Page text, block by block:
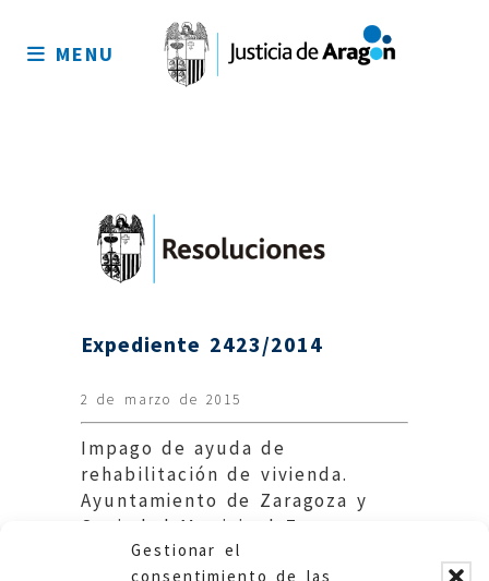
Gestionar el
consentimiento de las
sitio
MENU
Expediente 2423/2014
2 de marzo de 2015
Impago de ayuda de
rehabilitación de vivienda.
Ayuntamiento de Zaragoza y
Sociedad Municipal Zaragoza
Vivienda.